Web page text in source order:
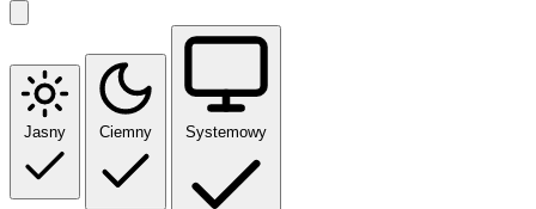
Jasny Ciemny Systemowy